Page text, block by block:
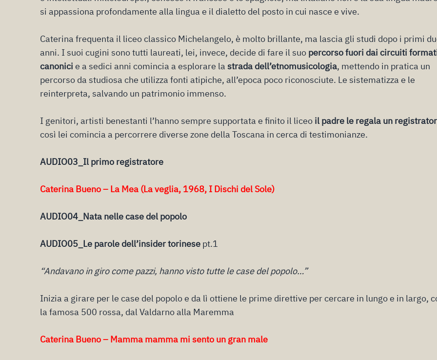
si appassiona profondamente alla lingua e il dialetto del posto in cui nasce e vive.
Caterina frequenta il liceo classico Michelangelo, è molto brillante, ma lascia gli studi dopo i primi
anni. I suoi cugini sono tutti laureati, lei, invece, decide di fare il suo percorso fuori dai circuiti
canonici e a sedici anni comincia a esplorare lastrada dell’etnomusicologia, mettendo in pratica un
percorso da studiosa che utilizza fonti atipiche, all’epoca poco riconosciute. Le sistematizza e le
reinterpreta, salvando un patrimonio immenso.
I genitori, artisti benestanti l’hanno sempre supportata e finito il liceo il padre le regala un
così lei comincia a percorrere diverse zone della Toscana in cerca di testimonianze.
AUDIO03_Il primo registratore
Caterina Bueno – La Mea (La veglia, 1968, I Dischi del Sole)
AUDIO04_Nata nelle case del popolo
AUDIO05_Le parole dell’insider torinese pt.1
“Andavano in giro come pazzi, hanno visto tutte le case del popolo…”
Inizia a girare per le case del popolo e da lì ottiene le prime direttive per cercare in lungo e in largo,
la famosa 500 rossa, dal Valdarno alla Maremma
Caterina Bueno – Mamma mamma mi sento un gran male